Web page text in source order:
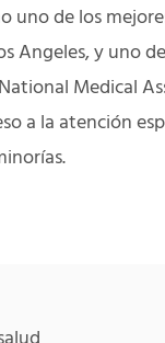
uno de los
Angeles, y uno
Medical
a la atención